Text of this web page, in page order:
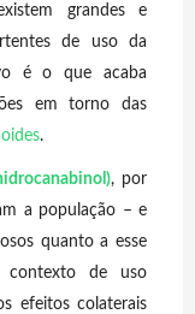
grandes e
de uso da
é o que acaba
em torno das
.
, por
a população – e
quanto a esse
contexto de uso
efeitos colaterais